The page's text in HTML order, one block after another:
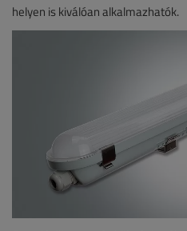
helyen is kiválóan alkalmazhatók.